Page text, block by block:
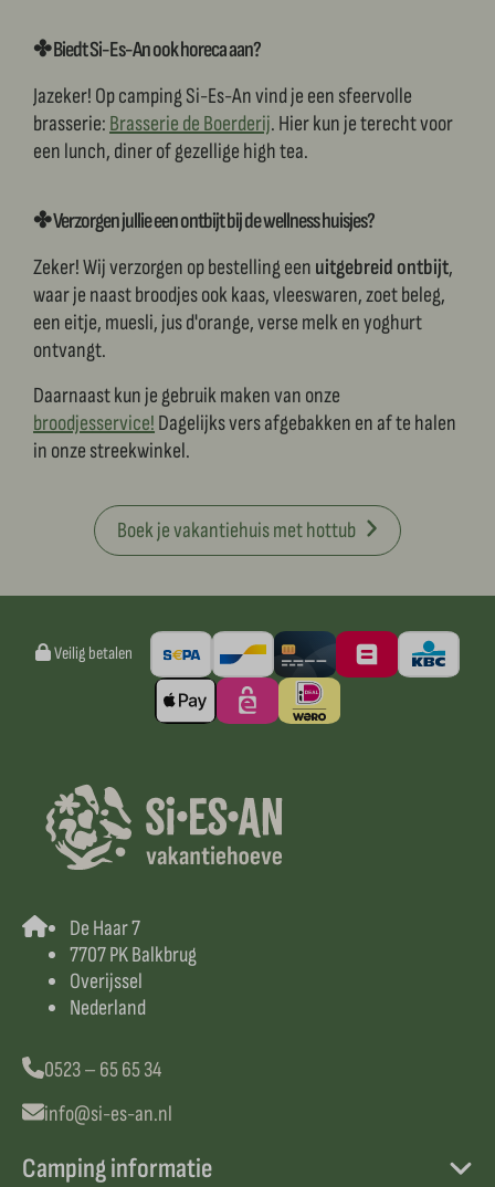
✤ Biedt Si-Es-An ook horeca aan?
Jazeker! Op camping Si-Es-An vind je een sfeervolle
brasserie: Brasserie de Boerderij. Hier kun je terecht voor
een lunch, diner of gezellige high tea.
✤ Verzorgen jullie een ontbijt bij de wellness huisjes?
Zeker! Wij verzorgen op bestelling een uitgebreid ontbijt,
waar je naast broodjes ook kaas, vleeswaren, zoet beleg,
een eitje, muesli, jus d'orange, verse melk en yoghurt
ontvangt.
Daarnaast kun je gebruik maken van onze
broodjesservice! Dagelijks vers afgebakken en af te halen
in onze streekwinkel.
Boek je vakantiehuis met hottub
Veilig betalen
De Haar 7
7707 PK Balkbrug
Overijssel
Nederland
0523 – 65 65 34
info@si-es-an.nl
Camping informatie